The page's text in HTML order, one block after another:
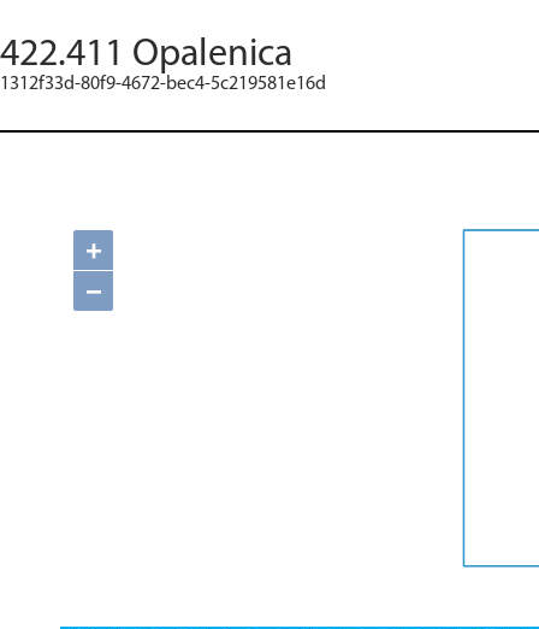
422.411 Opalenica
1312f33d-80f9-4672-bec4-5c219581e16d
+
−